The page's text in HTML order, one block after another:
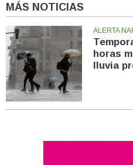
MÁS NOTICIAS
ALERTA
horas
lluvia